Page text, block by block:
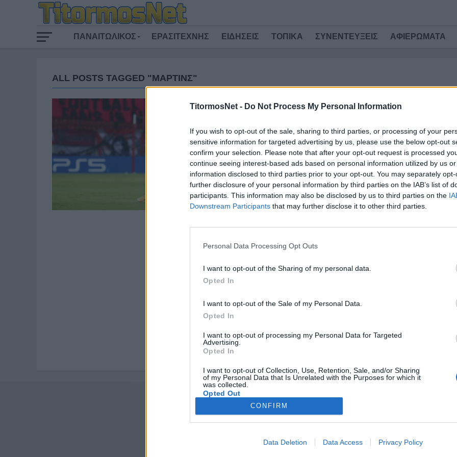
TitormosNet - Do Not Process My Personal Information
If you wish to opt-out of the sale, sharing to third parties, or processing of your
sensitive information for targeted advertising by us, please use the below opt-out
confirm your selection. Please note that after your opt-out request is processed
continue seeing interest-based ads based on personal information utilized by us
information disclosed to third parties prior to your opt-out. You may separately
further disclosure of your personal information by third parties on the IAB’s list of
participants. This information may also be disclosed by us to third parties on the
Downstream Participants that may further disclose it to other third parties.
Personal Data Processing Opt Outs
I want to opt-out of the Sharing of my personal data.
Opted In
I want to opt-out of the Sale of my Personal Data.
Opted In
I want to opt-out of processing my Personal Data for Targeted
Advertising.
Opted In
I want to opt-out of Collection, Use, Retention, Sale, and/or Sharing
of my Personal Data that Is Unrelated with the Purposes for which it
was collected.
Opted Out
CONFIRM
Data Deletion Data Access Privacy Policy
ΠΑΝΑΙΤΩΛΙΚΟΣ ΕΡΑΣΙΤΕΧΝΗΣ ΕΙΔΗΣΕΙΣ ΤΟΠΙΚΑ ΣΥΝΕΝΤΕΥΞΕΙΣ ΑΦΙΕΡΩΜΑΤΑ
ALL POSTS TAGGED "ΜΑΡΤΙΝΣ"
ΕΙΔΗΣΕΙΣ
και Σεμέδο στο Αγρίνιο ο
Ολυμπιακός
Ο Ολυμπιακός μπήκε στην τελική ευθεία για το
παιχνίδι της 16ης αγωνιστικής
της Super League απέναντι
στον Παναιτωλικό στο Αγρίνιο. Μετά το τέλος
της σημερινής προπόνησης,
ο Πέδρο Μαρτίνς έκανε γνωστή την αποστολή....
TitormosNet Team